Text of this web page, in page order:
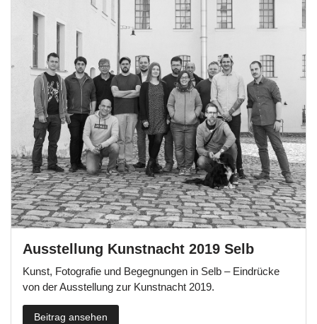
Ausstellung Kunstnacht 2019 Selb
Kunst, Fotografie und Begegnungen in Selb – Eindrücke
von der Ausstellung zur Kunstnacht 2019.
Beitrag ansehen